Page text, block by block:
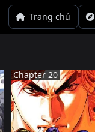
Trang chủ
Chapter 20